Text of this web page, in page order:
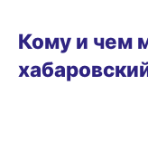
Кому и чем